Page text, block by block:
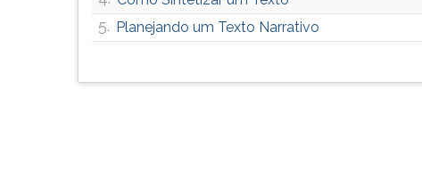
5. Planejando um Texto Narrativo